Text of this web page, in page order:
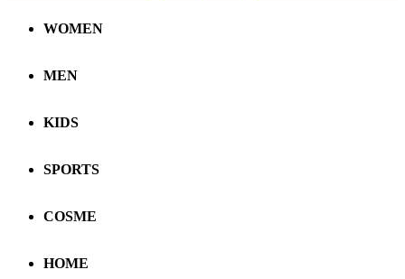
WOMEN
MEN
KIDS
SPORTS
COSME
HOME